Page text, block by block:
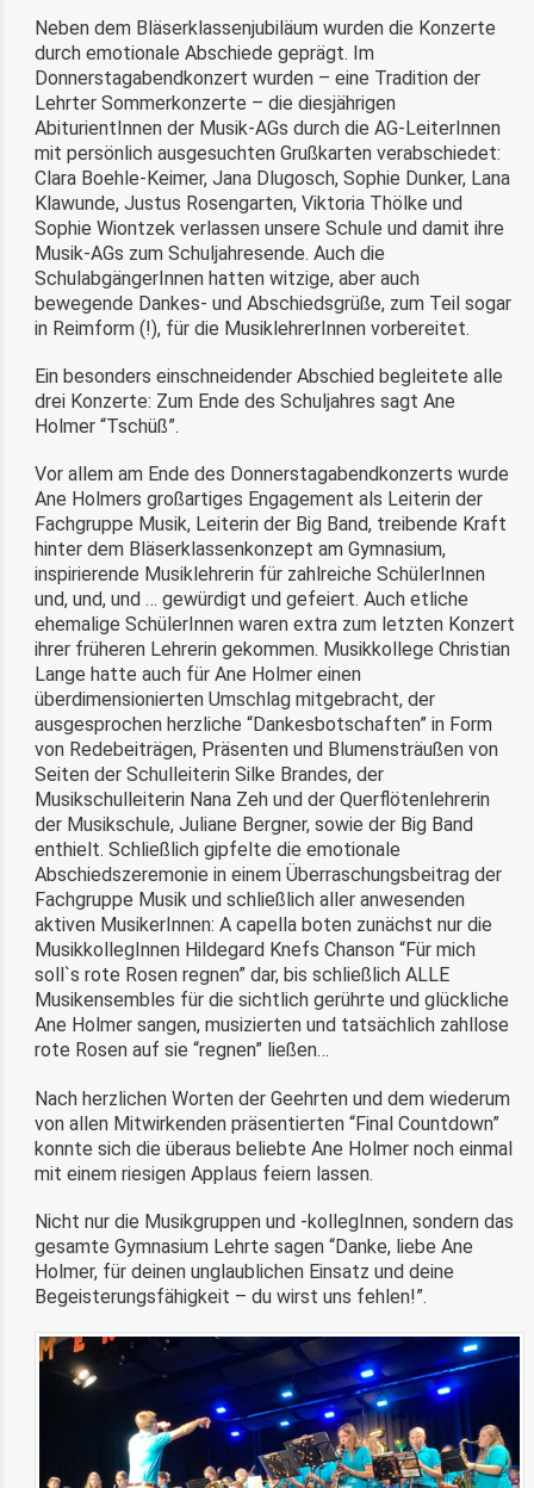
Neben dem Bläserklassenjubiläum wurden die Konzerte
durch emotionale Abschiede geprägt. Im
Donnerstagabendkonzert wurden – eine Tradition der
Lehrter Sommerkonzerte – die diesjährigen
AbiturientInnen der Musik-AGs durch die AG-LeiterInnen
mit persönlich ausgesuchten Grußkarten verabschiedet:
Clara Boehle-Keimer, Jana Dlugosch, Sophie Dunker, Lana
Klawunde, Justus Rosengarten, Viktoria Thölke und
Sophie Wiontzek verlassen unsere Schule und damit ihre
Musik-AGs zum Schuljahresende. Auch die
SchulabgängerInnen hatten witzige, aber auch
bewegende Dankes- und Abschiedsgrüße, zum Teil sogar
in Reimform (!), für die MusiklehrerInnen vorbereitet.
Ein besonders einschneidender Abschied begleitete alle
drei Konzerte: Zum Ende des Schuljahres sagt Ane
Holmer “Tschüß”.
Vor allem am Ende des Donnerstagabendkonzerts wurde
Ane Holmers großartiges Engagement als Leiterin der
Fachgruppe Musik, Leiterin der Big Band, treibende Kraft
hinter dem Bläserklassenkonzept am Gymnasium,
inspirierende Musiklehrerin für zahlreiche SchülerInnen
und, und, und … gewürdigt und gefeiert. Auch etliche
ehemalige SchülerInnen waren extra zum letzten Konzert
ihrer früheren Lehrerin gekommen. Musikkollege Christian
Lange hatte auch für Ane Holmer einen
überdimensionierten Umschlag mitgebracht, der
ausgesprochen herzliche “Dankesbotschaften” in Form
von Redebeiträgen, Präsenten und Blumensträußen von
Seiten der Schulleiterin Silke Brandes, der
Musikschulleiterin Nana Zeh und der Querflötenlehrerin
der Musikschule, Juliane Bergner, sowie der Big Band
enthielt. Schließlich gipfelte die emotionale
Abschiedszeremonie in einem Überraschungsbeitrag der
Fachgruppe Musik und schließlich aller anwesenden
aktiven MusikerInnen: A capella boten zunächst nur die
MusikkollegInnen Hildegard Knefs Chanson “Für mich
soll`s rote Rosen regnen” dar, bis schließlich ALLE
Musikensembles für die sichtlich gerührte und glückliche
Ane Holmer sangen, musizierten und tatsächlich zahllose
rote Rosen auf sie “regnen” ließen…
Nach herzlichen Worten der Geehrten und dem wiederum
von allen Mitwirkenden präsentierten “Final Countdown”
konnte sich die überaus beliebte Ane Holmer noch einmal
mit einem riesigen Applaus feiern lassen.
Nicht nur die Musikgruppen und -kollegInnen, sondern das
gesamte Gymnasium Lehrte sagen “Danke, liebe Ane
Holmer, für deinen unglaublichen Einsatz und deine
Begeisterungsfähigkeit – du wirst uns fehlen!”.